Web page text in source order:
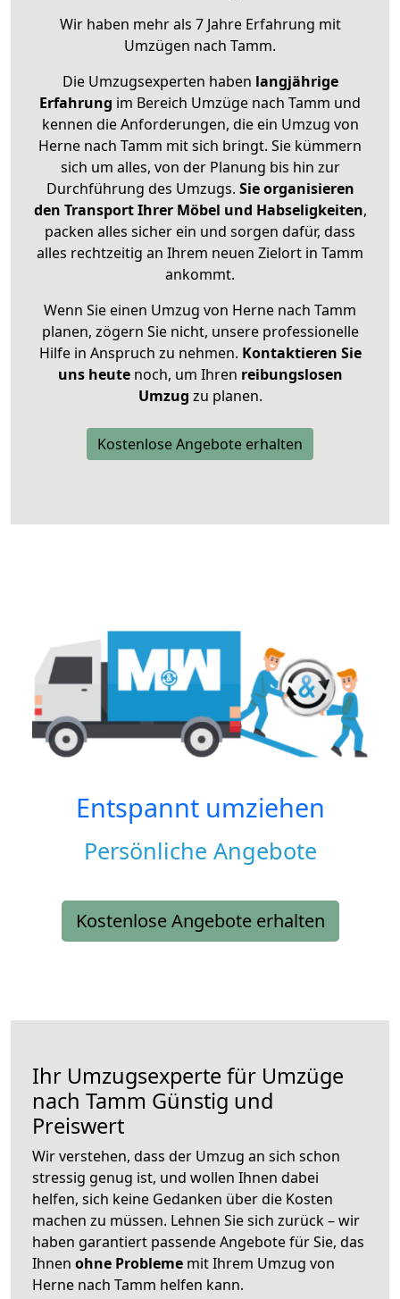
Wir haben mehr als 7 Jahre Erfahrung mit
Umzügen nach Tamm.
Die Umzugsexperten haben langjährige
Erfahrung im Bereich Umzüge nach Tamm und
kennen die Anforderungen, die ein Umzug von
Herne nach Tamm mit sich bringt. Sie kümmern
sich um alles, von der Planung bis hin zur
Durchführung des Umzugs. Sie organisieren
den Transport Ihrer Möbel und Habseligkeiten,
packen alles sicher ein und sorgen dafür, dass
alles rechtzeitig an Ihrem neuen Zielort in Tamm
ankommt.
Wenn Sie einen Umzug von Herne nach Tamm
planen, zögern Sie nicht, unsere professionelle
Hilfe in Anspruch zu nehmen. Kontaktieren Sie
uns heutenoch, um Ihren reibungslosen
Umzug zu planen.
Kostenlose Angebote erhalten
Entspannt umziehen
Persönliche Angebote
Kostenlose Angebote erhalten
Ihr Umzugsexperte für Umzüge
nach Tamm Günstig und
Preiswert
Wir verstehen, dass der Umzug an sich schon
stressig genug ist, und wollen Ihnen dabei
helfen, sich keine Gedanken über die Kosten
machen zu müssen. Lehnen Sie sich zurück – wir
haben garantiert passende Angebote für Sie, das
Ihnen ohne Probleme mit Ihrem Umzug von
Herne nach Tamm helfen kann.